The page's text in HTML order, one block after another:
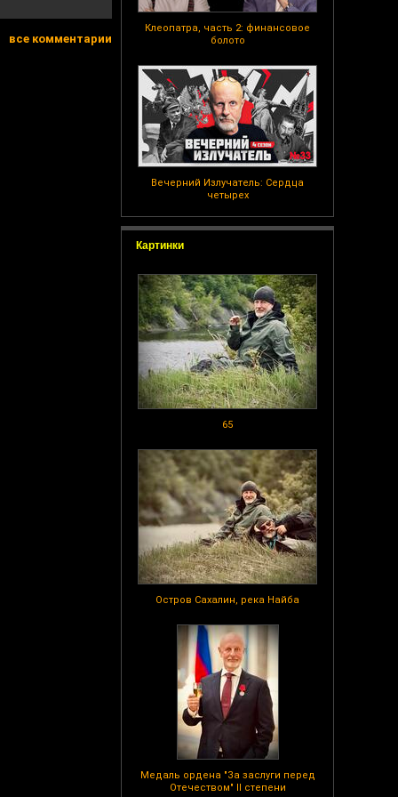
Клеопатра, часть 2: финансовое
болото
Вечерний Излучатель: Сердца
четырех
Картинки
65
Остров Сахалин, река Найба
Медаль ордена "За заслуги перед
Отечеством" II степени
все комментарии